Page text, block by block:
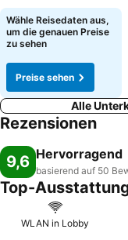
Wähle Reisedaten aus,
um die genauen Preise
zu sehen
Preise sehen
Alle
Rezensionen
9,6 Hervorragend
basierend auf 50
Top-
WLAN in Lobby